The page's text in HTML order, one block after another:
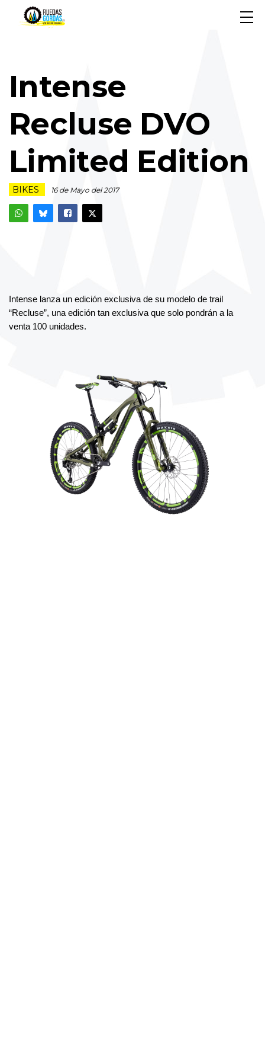
Intense
Recluse DVO
Limited Edition
BIKES 16 de Mayo del 2017
Intense lanza un edición exclusiva de su modelo de trail
“Recluse”, una edición tan exclusiva que solo pondrán a la
venta 100 unidades.